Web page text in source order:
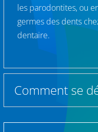
les parodontites, ou
germes des dents
dentaire.
Comment se